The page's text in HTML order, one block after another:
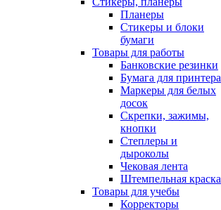
Планеры
Стикеры и блоки
бумаги
Товары для работы
Банковские резинки
Бумага для принтера
Маркеры для белых
досок
Скрепки, зажимы,
кнопки
Степлеры и
дыроколы
Чековая лента
Штемпельная краска
Товары для учебы
Корректоры